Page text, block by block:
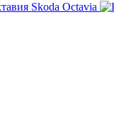
Skoda Octavia